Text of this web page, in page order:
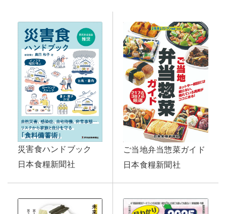
災害食ハンドブック
日本食糧新聞社
ご当地弁当惣菜ガイド
日本食糧新聞社